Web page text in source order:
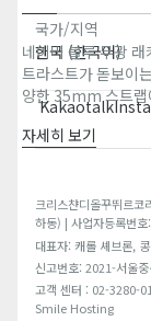
네이비 블루 무광
트라스트가 돋보이
양한 35mm 스트랩
할 수 있습니다.
브라스 100%
이탈리아 제조
벨트 버클은 단
있습니다.
자세히 보기
국가/지역
한국 (한국어)
Kakaotalk
크리스챤디올꾸뛰르
하동) | 사업자등록번
대표자: 캐롤 셰브론,
신고번호: 2021-서울
고객 센터 : 02-
Smile Hosting